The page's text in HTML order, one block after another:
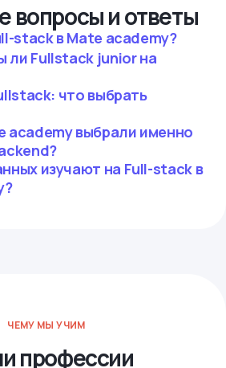
вопросы и ответы
stack в Mate academy?
ли Fullstack junior на
что выбрать
academy выбрали именно
изучают на Full-stack в
ЧЕМУ МЫ УЧИМ
профессии